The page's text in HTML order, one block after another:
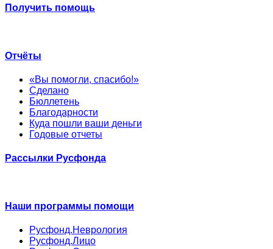
Получить помощь
Отчёты
«Вы помогли, спасибо!»
Сделано
Бюллетень
Благодарности
Куда пошли ваши деньги
Годовые отчеты
Рассылки Русфонда
Наши программы помощи
Русфонд.Неврология
Русфонд.Лицо